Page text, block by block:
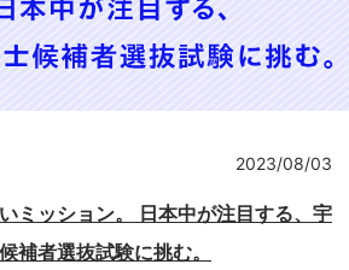
2023/08/03
ミッション。 日本中が注目する、宇
補者選抜試験に挑む。